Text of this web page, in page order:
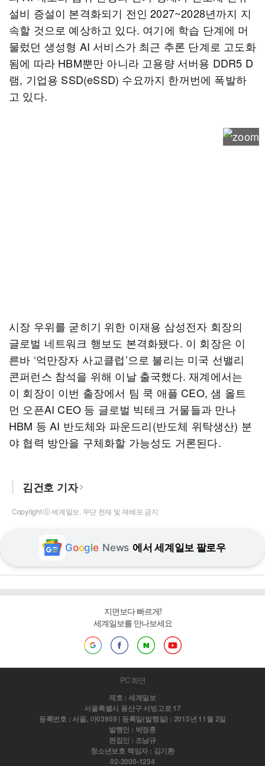
설비 증설이 본격화되기 전인 2027~2028년까지 지
속할 것으로 예상하고 있다. 여기에 학습 단계에 머
물렀던 생성형 AI 서비스가 최근 추론 단계로 고도화
됨에 따라 HBM뿐만 아니라 고용량 서버용 DDR5 D
램, 기업용 SSD(eSSD) 수요까지 한꺼번에 폭발하
고 있다.
시장 우위를 굳히기 위한 이재용 삼성전자 회장의
글로벌 네트워크 행보도 본격화됐다. 이 회장은 이
른바 ‘억만장자 사교클럽’으로 불리는 미국 선밸리
콘퍼런스 참석을 위해 이날 출국했다. 재계에서는
이 회장이 이번 출장에서 팀 쿡 애플 CEO, 샘 올트
먼 오픈AI CEO 등 글로벌 빅테크 거물들과 만나
HBM 등 AI 반도체와 파운드리(반도체 위탁생산) 분
야 협력 방안을 구체화할 가능성도 거론된다.
김건호 기자
Copyright ⓒ 세계일보. 무단 전재 및 재배포 금지
Google News 에서 세계일보 팔로우
지면보다 빠르게!
세계일보를 만나보세요
PC 화면
제호 : 세계일보
서울특별시 용산구 서빙고로 17
등록번호 : 서울, 아03959 | 등록일(발행일) : 2015년 11월 2일
발행인 : 박정훈
편집인 : 조남규
청소년보호 책임자 : 김기환
02-2000-1234